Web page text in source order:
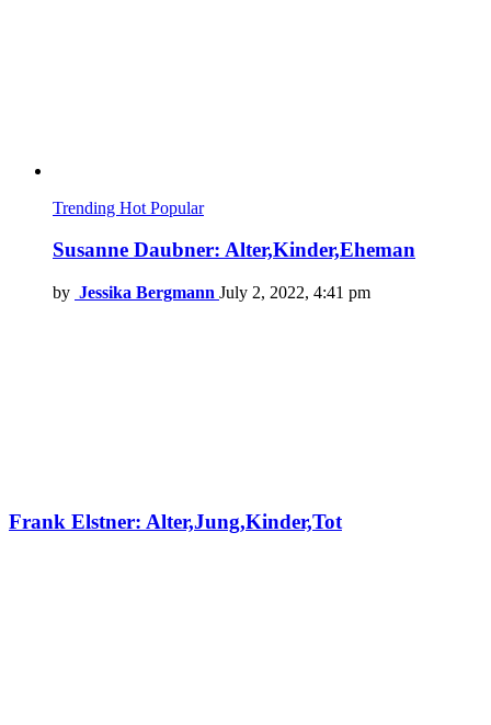
Trending Hot Popular
Susanne Daubner: Alter,Kinder,Eheman
by Jessika Bergmann July 2, 2022, 4:41 pm
Frank Elstner: Alter,Jung,Kinder,Tot